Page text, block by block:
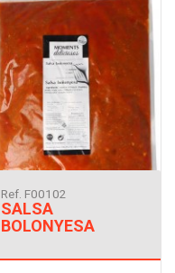
Ref. F00102
SALSA
BOLONYESA